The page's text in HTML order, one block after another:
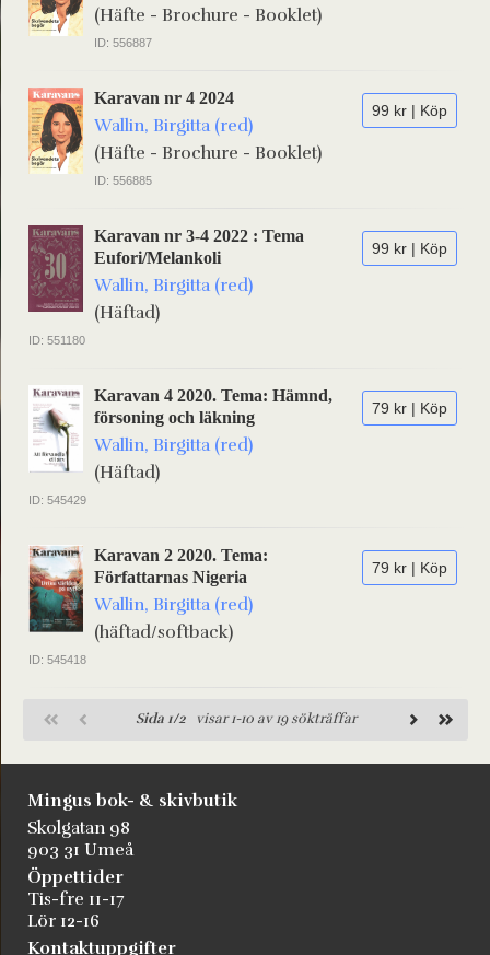
(Häfte - Brochure - Booklet)
ID: 556887
99 kr | Köp
Karavan nr 4 2024
Wallin, Birgitta (red)
(Häfte - Brochure - Booklet)
ID: 556885
99 kr | Köp
Karavan nr 3-4 2022 : Tema
Eufori/Melankoli
Wallin, Birgitta (red)
(Häftad)
ID: 551180
79 kr | Köp
Karavan 4 2020. Tema: Hämnd,
försoning och läkning
Wallin, Birgitta (red)
(Häftad)
ID: 545429
79 kr | Köp
Karavan 2 2020. Tema:
Författarnas Nigeria
Wallin, Birgitta (red)
(häftad/softback)
ID: 545418
Sida 1/2visar 1-10 av 19 sökträffar
Mingus bok- & skivbutik
Skolgatan 98
903 31 Umeå
Öppettider
Tis-fre 11-17
Lör 12-16
Kontaktuppgifter